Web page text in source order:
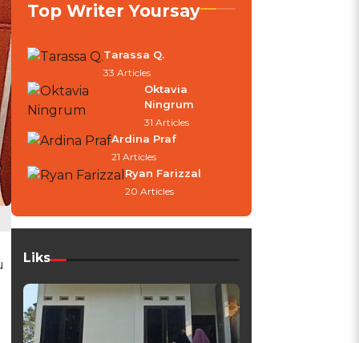
Top Writer Yoursay
Tarassa Q.
33 Articles
Oktavia
Ningrum
31 Articles
Ardina Praf
21 Articles
Ryan Farizzal
20 Articles
Liks